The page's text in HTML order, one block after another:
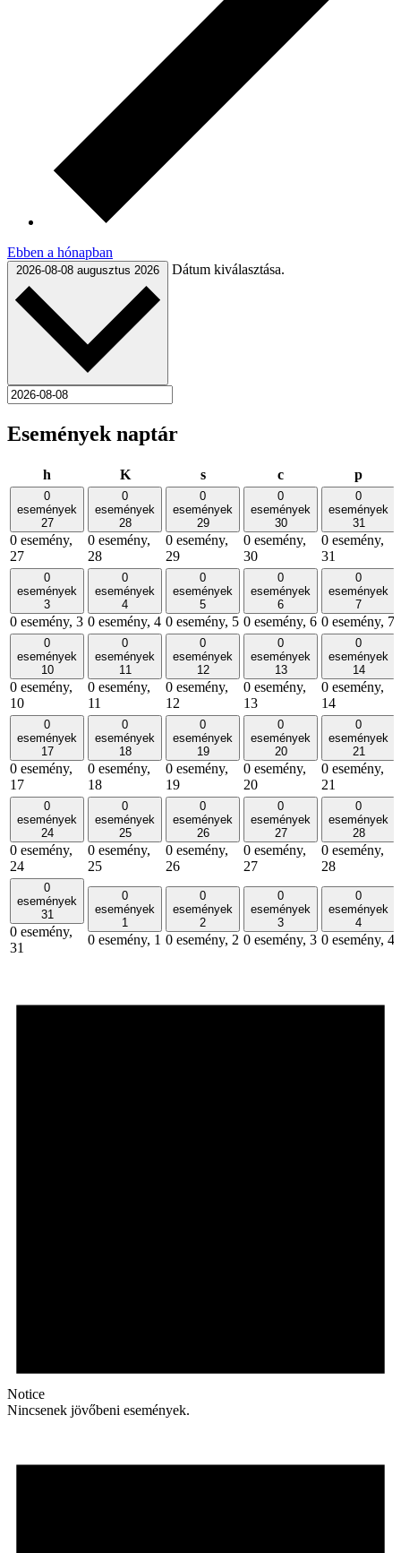
Ebben a hónapban
2026-08-08 augusztus 2026 Dátum kiválasztása.
Események naptár
h Kkedd sszerda ccsütörtök p
0
események
27
0 esemény,
27
0
események
28
0 esemény,
28
0
események
29
0 esemény,
29
0
események
30
0 esemény,
30
0
események
31
0 esemény,
31
0
események
3
0 esemény, 3
0
események
4
0 esemény, 4
0
események
5
0 esemény, 5
0
események
6
0 esemény, 6
0
események
7
0 esemény, 7
0
események
10
0 esemény,
10
0
események
11
0 esemény,
11
0
események
12
0 esemény,
12
0
események
13
0 esemény,
13
0
események
14
0 esemény,
14
0
események
17
0 esemény,
17
0
események
18
0 esemény,
18
0
események
19
0 esemény,
19
0
események
20
0 esemény,
20
0
események
21
0 esemény,
21
0
események
24
0 esemény,
24
0
események
25
0 esemény,
25
0
események
26
0 esemény,
26
0
események
27
0 esemény,
27
0
események
28
0 esemény,
28
0
események
31
0 esemény,
31
0
események
1
0 esemény, 1
0
események
2
0 esemény, 2
0
események
3
0 esemény, 3
0
események
4
0 esemény, 4
Notice
Nincsenek jövőbeni események.